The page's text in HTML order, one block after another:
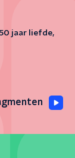
jaar liefde,